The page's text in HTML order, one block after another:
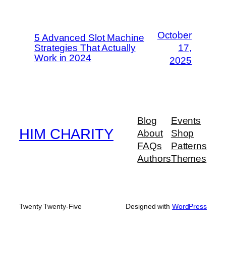
5 Advanced Slot Machine
Strategies That Actually
Work in 2024
October
17,
2025
HIM CHARITY
Blog
About
FAQs
Authors
Events
Shop
Patterns
Themes
Twenty Twenty-Five Designed with WordPress